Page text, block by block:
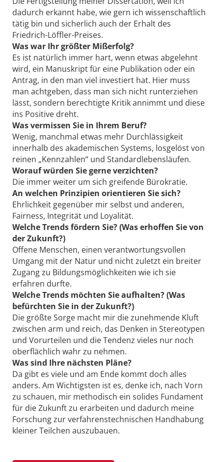
dadurch erkannt habe, wie gern ich wissenschaftlich
tätig bin und sicherlich auch der Erhalt des
Friedrich-Löffler-Preises.
Was war Ihr größter Mißerfolg?
Es ist natürlich immer hart, wenn etwas abgelehnt
wird, ein Manuskript für eine Publikation oder ein
Antrag, in den man viel investiert hat. Hier muss
man achtgeben, dass man sich nicht runterziehen
lässt, sondern berechtigte Kritik annimmt und diese
ins Positive dreht.
Was vermissen Sie in Ihrem Beruf?
Wenig, manchmal etwas mehr Durchlässigkeit
innerhalb des akademischen Systems, losgelöst von
reinen „Kennzahlen“ und Standardlebensläufen.
Worauf würden Sie gerne verzichten?
Die immer weiter um sich greifende Bürokratie.
An welchen Prinzipien orientieren Sie sich?
Ehrlichkeit gegenüber mir selbst und anderen,
Fairness, Integrität und Loyalität.
Welche Trends fördern Sie? (Was erhoffen Sie von
der Zukunft?)
Offene Menschen, einen verantwortungsvollen
Umgang mit der Natur und nicht zuletzt ein breiter
Zugang zu Bildungsmöglichkeiten wie ich sie
erfahren durfte.
Welche Trends möchten Sie aufhalten? (Was
befürchten Sie in der Zukunft?)
Die größte Sorge macht mir die zunehmende Kluft
zwischen arm und reich, das Denken in Stereotypen
und Vorurteilen und die Tendenz vieles nur noch
oberflächlich wahr zu nehmen.
Was sind Ihre nächsten Pläne?
Da gibt es viele und am Ende kommt doch alles
anders. Am Wichtigsten ist es, denke ich, nach Vorn
zu schauen, mir methodisch ein solides Fundament
für die Zukunft zu erarbeiten und dadurch meine
Forschung zur verfahrenstechnischen Handhabung
kleiner Teilchen auszubauen.